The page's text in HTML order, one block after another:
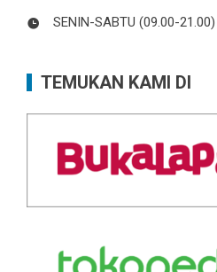
SENIN-SABTU (09.00-21.00)
TEMUKAN KAMI DI